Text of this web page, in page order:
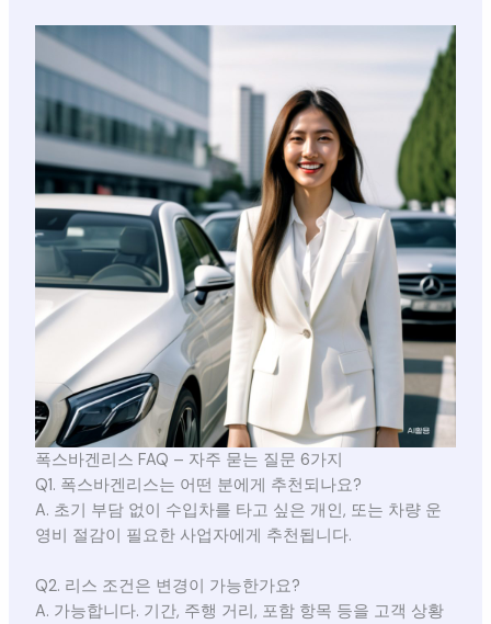
폭스바겐리스 FAQ – 자주 묻는 질문 6가지
Q1. 폭스바겐리스는 어떤 분에게 추천되나요?
A. 초기 부담 없이 수입차를 타고 싶은 개인, 또는 차량 운
영비 절감이 필요한 사업자에게 추천됩니다.
Q2. 리스 조건은 변경이 가능한가요?
A. 가능합니다. 기간, 주행 거리, 포함 항목 등을 고객 상황